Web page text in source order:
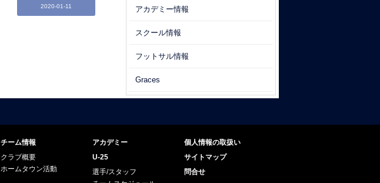
2020-01-11 アカデミー情報
スクール情報
フットサル情報
Graces
チーム情報
クラブ概要
ホームタウン活動
アカデミー
U-25
選手/スタッフ
個人情報の取扱い
サイトマップ
問合せ